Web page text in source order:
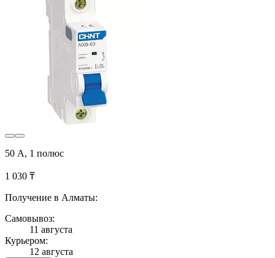
50 А, 1 полюс
1 030 ₸
Получение в Алматы:
Самовывоз:
11 августа
Курьером:
12 августа